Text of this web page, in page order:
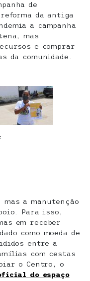
de
da antiga
a campanha
mas
e comprar
da comunidade.
a manutenção
Para isso,
em receber
como moeda de
entre a
com cestas
o Centro, o
do espaço